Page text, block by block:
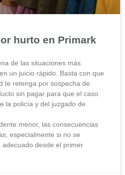
hurto en Primark
de las situaciones más
un juicio rápido. Basta con que
te retenga por sospecha de
sin pagar para que el caso
la policía y del juzgado de
menor, las consecuencias
especialmente si no se
desde el primer